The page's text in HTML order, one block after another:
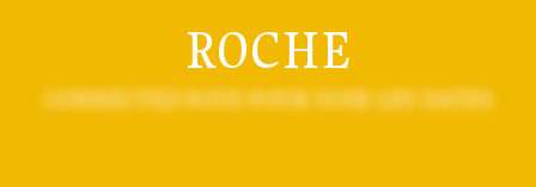
ROCHE
CONNECTEZ-VOUS POUR VOIR LES DATES